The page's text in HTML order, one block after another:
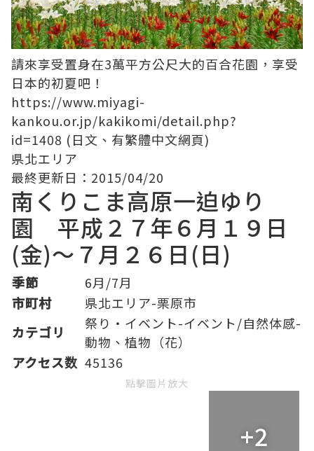
請來享受置身在3萬平方公尺大的百合花園，享受
日本的初夏吧！
https://www.miyagi-
kankou.or.jp/kakikomi/detail.php?
id=1408 (日文、有繁體中文網頁)
県北エリア
最終更新日：2015/04/20
南くりこま高原一迫ゆり
園 平成２７年６月１９日
(金)～７月２６日(日)
季節
6月/7月
市町村
県北エリア-栗原市
カテゴリ
祭り・イベント-イベント/自然体感-
動物、植物（花）
アクセス数 45136
點擊圖片放大
+2